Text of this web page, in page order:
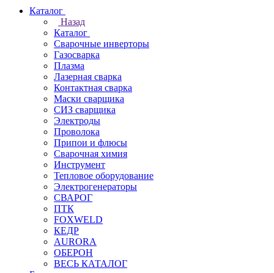
Каталог
Назад
Каталог
Сварочные инверторы
Газосварка
Плазма
Лазерная сварка
Контактная сварка
Маски сварщика
СИЗ сварщика
Электроды
Проволока
Припои и флюсы
Сварочная химия
Инструмент
Тепловое оборудование
Электрогенераторы
СВАРОГ
ПТК
FOXWELD
КЕДР
AURORA
ОБЕРОН
ВЕСЬ КАТАЛОГ